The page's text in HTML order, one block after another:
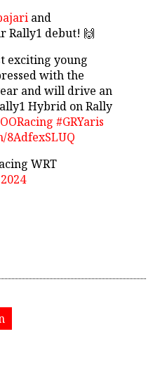
and
Rally1 debut! 🙌
exciting young
with the
and will drive an
Hybrid on Rally
#GRYaris
WRT